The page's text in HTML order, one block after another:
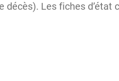
décès). Les fiches d’état